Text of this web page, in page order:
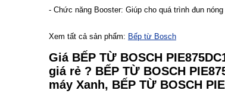
- Chức năng Booster: Giúp cho quá trình đun
Xem tất cả sản phẩm: Bếp từ Bosch
Giá BẾP TỪ BOSCH
giá rẻ ? BẾP TỪ BOSCH
máy Xanh, BẾP TỪ BOSCH